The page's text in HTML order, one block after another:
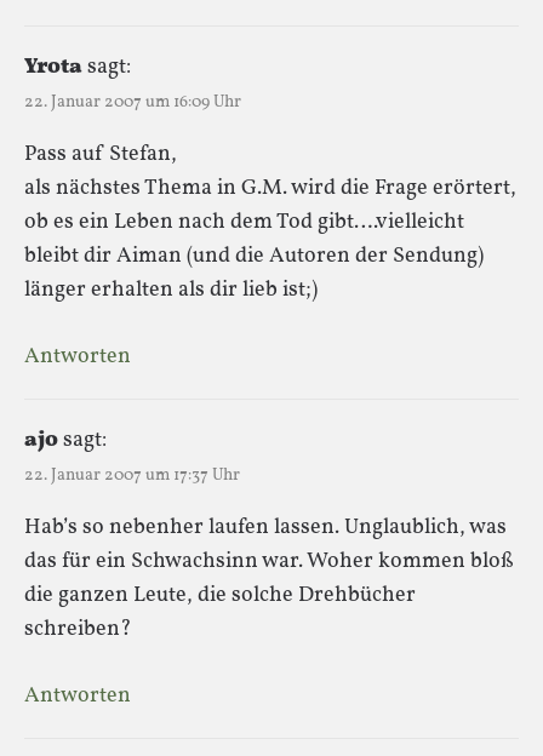
Yrotasagt:
22. Januar 2007 um 16:09 Uhr
Pass auf Stefan,
als nächstes Thema in G.M. wird die Frage erörtert,
ob es ein Leben nach dem Tod gibt….vielleicht
bleibt dir Aiman (und die Autoren der Sendung)
länger erhalten als dir lieb ist;)
Antworten
ajosagt:
22. Januar 2007 um 17:37 Uhr
Hab’s so nebenher laufen lassen. Unglaublich, was
das für ein Schwachsinn war. Woher kommen bloß
die ganzen Leute, die solche Drehbücher
schreiben?
Antworten